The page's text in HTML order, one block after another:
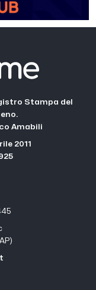
Stampa del
Amabili
2011